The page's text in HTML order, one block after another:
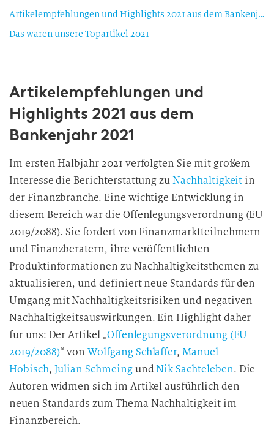
Artikelempfehlungen und Highlights 2021 aus dem Bankenjahr 2021
Das waren unsere Topartikel 2021
Artikelempfehlungen und
Highlights 2021 aus dem
Bankenjahr 2021
Im ersten Halbjahr 2021 verfolgten Sie mit großem
Interesse die Berichterstattung zuNachhaltigkeit in
der Finanzbranche. Eine wichtige Entwicklung in
diesem Bereich war die Offenlegungsverordnung (EU
2019/2088). Sie fordert von Finanzmarktteilnehmern
und Finanzberatern, ihre veröffentlichten
Produktinformationen zu Nachhaltigkeitsthemen zu
aktualisieren, und definiert neue Standards für den
Umgang mit Nachhaltigkeitsrisiken und negativen
Nachhaltigkeitsauswirkungen. Ein Highlight daher
für uns: Der Artikel „Offenlegungsverordnung (EU
2019/2088)“ vonWolfgang Schlaffer,Manuel
Hobisch, Julian SchmeingundNik Sachteleben. Die
Autoren widmen sich im Artikel ausführlich den
neuen Standards zum Thema Nachhaltigkeit im
Finanzbereich.